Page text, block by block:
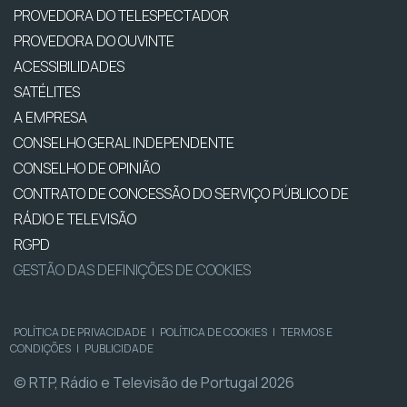
PROVEDORA DO TELESPECTADOR
PROVEDORA DO OUVINTE
ACESSIBILIDADES
SATÉLITES
A EMPRESA
CONSELHO GERAL INDEPENDENTE
CONSELHO DE OPINIÃO
CONTRATO DE CONCESSÃO DO SERVIÇO PÚBLICO DE
RÁDIO E TELEVISÃO
RGPD
GESTÃO DAS DEFINIÇÕES DE COOKIES
POLÍTICA DE PRIVACIDADE | POLÍTICA DE COOKIES | TERMOS E
CONDIÇÕES | PUBLICIDADE
© RTP, Rádio e Televisão de Portugal 2026